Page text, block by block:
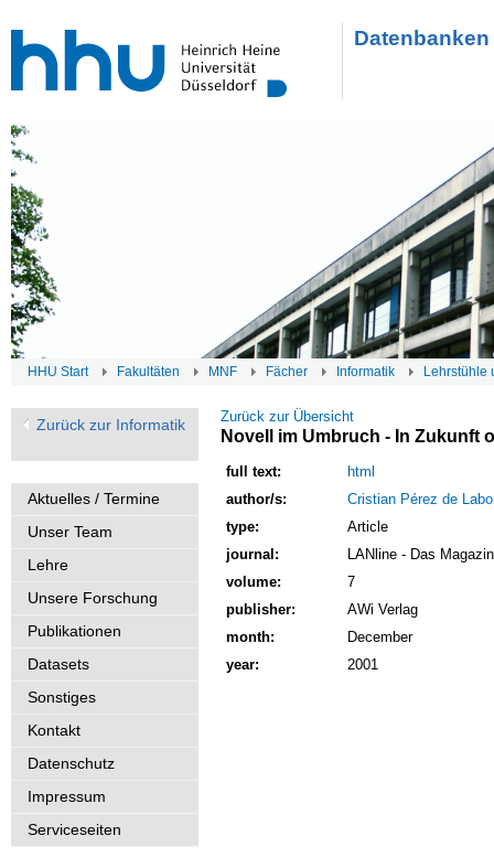
HHU Start Fakultäten MNF Fächer Informatik Lehrstühle
Zurück zur Informatik
Aktuelles / Termine
Unser Team
Lehre
Unsere Forschung
Publikationen
Datasets
Sonstiges
Kontakt
Datenschutz
Impressum
Serviceseiten
Zurück zur Übersicht
Novell im Umbruch - In Zukunft
full text:
html
author/s:
Cristian Pérez de
type:
Article
journal:
LANline - Das
volume:
7
publisher:
AWi Verlag
month:
December
year:
2001